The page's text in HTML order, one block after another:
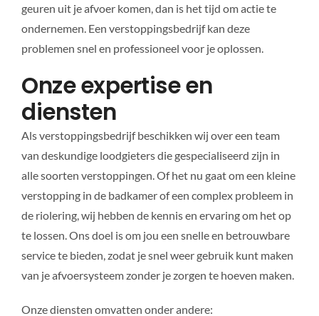
geuren uit je afvoer komen, dan is het tijd om actie te
ondernemen. Een verstoppingsbedrijf kan deze
problemen snel en professioneel voor je oplossen.
Onze expertise en
diensten
Als verstoppingsbedrijf beschikken wij over een team
van deskundige loodgieters die gespecialiseerd zijn in
alle soorten verstoppingen. Of het nu gaat om een kleine
verstopping in de badkamer of een complex probleem in
de riolering, wij hebben de kennis en ervaring om het op
te lossen. Ons doel is om jou een snelle en betrouwbare
service te bieden, zodat je snel weer gebruik kunt maken
van je afvoersysteem zonder je zorgen te hoeven maken.
Onze diensten omvatten onder andere: